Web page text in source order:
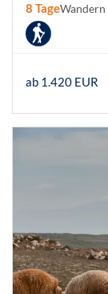
8 Tage
ab 1.420 EUR